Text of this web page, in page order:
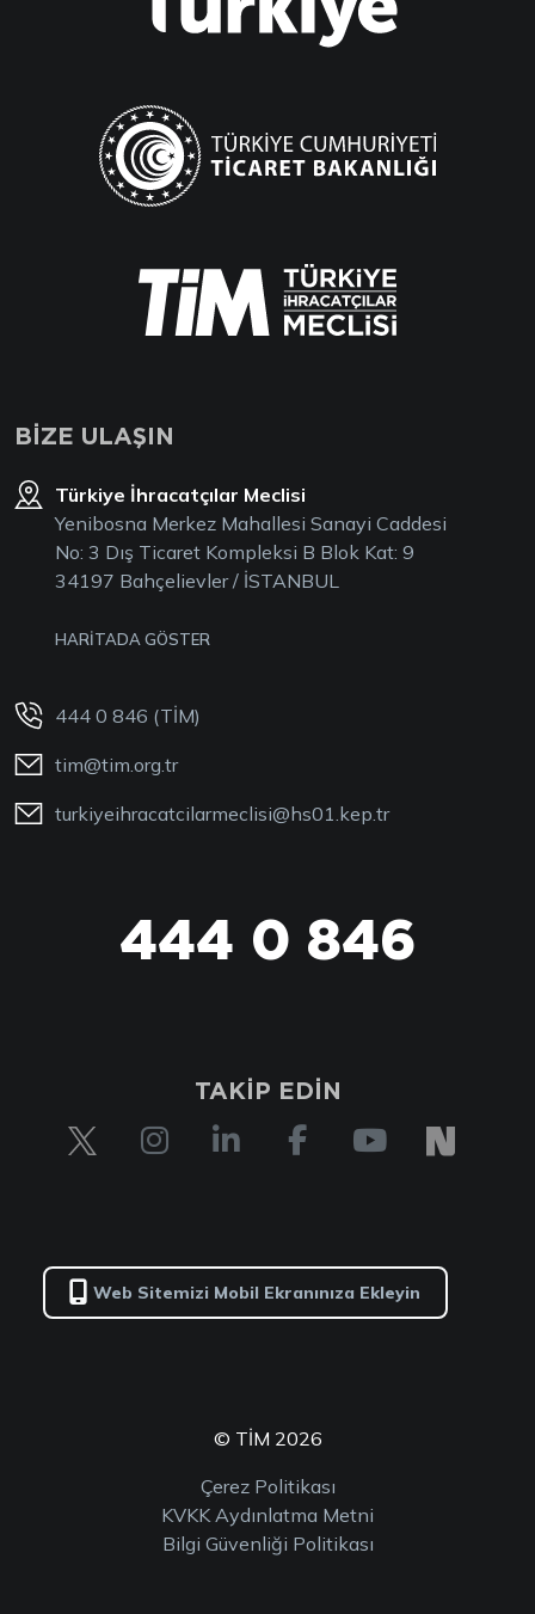
BİZE ULAŞIN
Türkiye İhracatçılar Meclisi
Yenibosna Merkez Mahallesi Sanayi Caddesi
No: 3 Dış Ticaret Kompleksi B Blok Kat: 9
34197 Bahçelievler / İSTANBUL
HARİTADA GÖSTER
444 0 846 (TİM)
tim@tim.org.tr
turkiyeihracatcilarmeclisi@hs01.kep.tr
444 0 846
TAKİP EDİN
Web Sitemizi Mobil Ekranınıza Ekleyin
© TİM 2026
Çerez Politikası
KVKK Aydınlatma Metni
Bilgi Güvenliği Politikası